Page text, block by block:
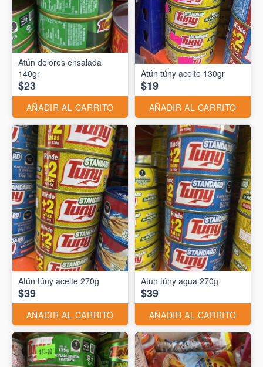
Atún dolores ensalada
140gr
$23
AÑADIR AL CARRITO
Atún túny aceite 130gr
$19
AÑADIR AL CARRITO
Atún túny aceite 270g
$39
AÑADIR AL CARRITO
Atún túny agua 270g
$39
AÑADIR AL CARRITO